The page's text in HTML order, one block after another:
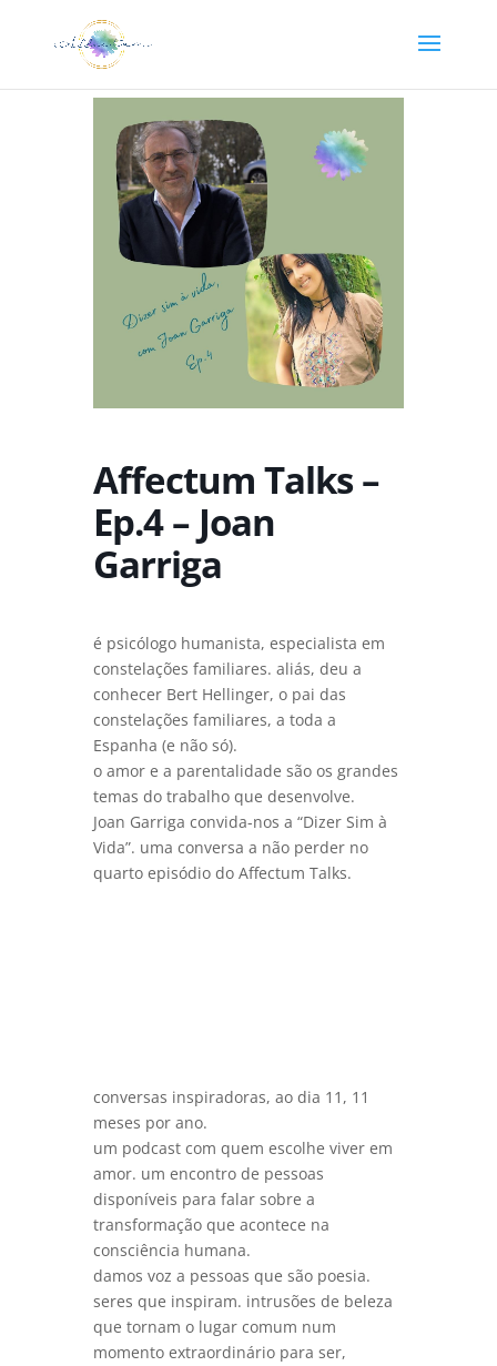
Affectum Talks –
Ep.4 – Joan
Garriga
é psicólogo humanista, especialista em
constelações familiares. aliás, deu a
conhecer Bert Hellinger, o pai das
constelações familiares, a toda a
Espanha (e não só).
o amor e a parentalidade são os grandes
temas do trabalho que desenvolve.
Joan Garriga convida-nos a “Dizer Sim à
Vida”. uma conversa a não perder no
quarto episódio do Affectum Talks.
conversas inspiradoras, ao dia 11, 11
meses por ano.
um podcast com quem escolhe viver em
amor. um encontro de pessoas
disponíveis para falar sobre a
transformação que acontece na
consciência humana.
damos voz a pessoas que são poesia.
seres que inspiram. intrusões de beleza
que tornam o lugar comum num
momento extraordinário para ser,